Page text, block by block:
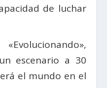
de luchar
escenario a 30
el mundo en el